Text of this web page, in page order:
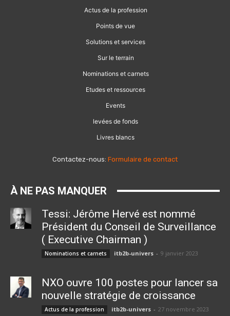
Actus de la profession
Points de vue
Solutions et services
Sur le terrain
Nominations et carnets
Etudes et ressources
Events
levées de fonds
Livres blancs
Contactez-nous: Formulaire de contact
À NE PAS MANQUER
Tessi: Jérôme Hervé est nommé
Président du Conseil de Surveillance
( Executive Chairman )
Nominations et carnets itb2b-univers - 9 janvier 2023
NXO ouvre 100 postes pour lancer sa
nouvelle stratégie de croissance
Actus de la profession itb2b-univers - 27 novembre 2023